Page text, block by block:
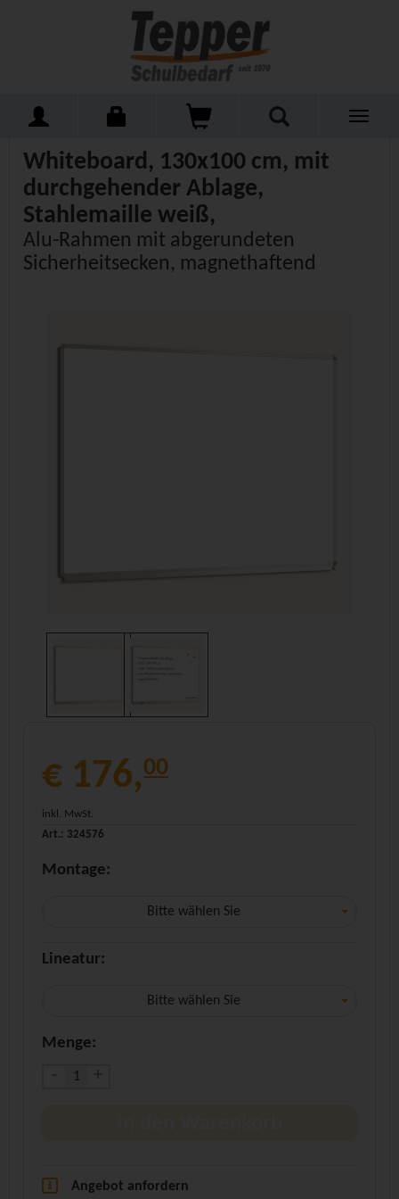
Toggle
Home Schulmöbel Whiteboards
Whiteboard, 130x100 cm, mit
durchgehender Ablage,
Stahlemaille weiß,
Alu-Rahmen mit abgerundeten
Sicherheitsecken, magnethaftend
€ 176,00
inkl. MwSt.
Art.: 324576
Montage:
Bitte wählen Sie
Lineatur:
Bitte wählen Sie
Menge:
Angebot anfordern